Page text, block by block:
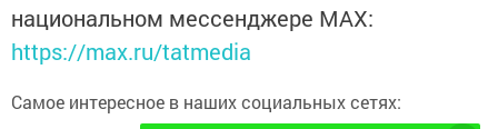
национальном мессенджере MАХ:
https://max.ru/tatmedia
Самое интересное в наших социальных сетях: